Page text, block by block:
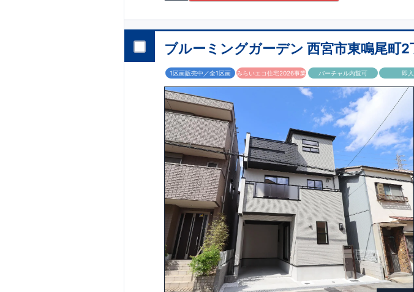
ブルーミングガーデン 西宮市東鳴尾町2
1区画販売中／全1区画 みらいエコ住宅2026事業 バーチャル内覧可 即